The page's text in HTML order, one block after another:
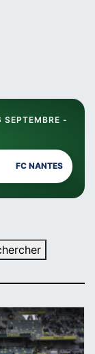
SEPTEMBRE -
FC NANTES